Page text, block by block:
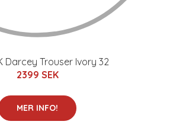
Darcey Trouser Ivory 32
2399 SEK
MER INFO!